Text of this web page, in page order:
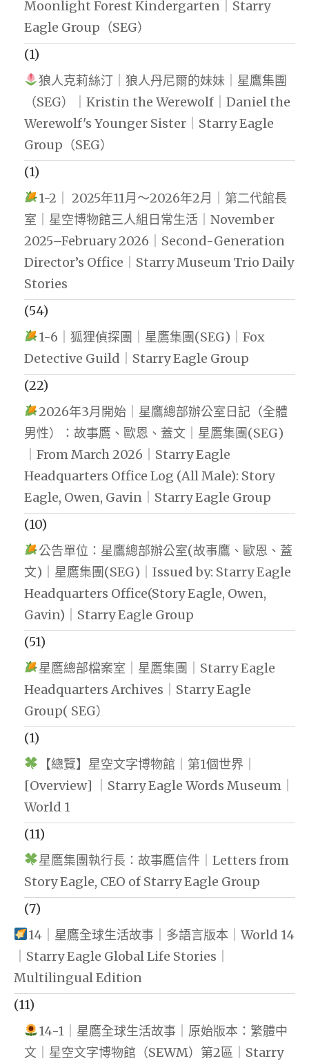
Moonlight Forest Kindergarten｜Starry
Eagle Group（SEG）
(1)
狼人克莉絲汀｜狼人丹尼爾的妹妹｜星鷹集團
（SEG）｜Kristin the Werewolf｜Daniel the
Werewolf's Younger Sister｜Starry Eagle
Group（SEG）
(1)
1-2｜ 2025年11月～2026年2月｜第二代館長
室｜星空博物館三人組日常生活｜November
2025–February 2026｜Second-Generation
Director’s Office｜Starry Museum Trio Daily
Stories
(54)
1-6｜狐狸偵探團｜星鷹集團(SEG)｜Fox
Detective Guild｜Starry Eagle Group
(22)
2026年3月開始｜星鷹總部辦公室日記（全體
男性）：故事鷹、歐恩、蓋文｜星鷹集團(SEG)
｜From March 2026｜Starry Eagle
Headquarters Office Log (All Male): Story
Eagle, Owen, Gavin｜Starry Eagle Group
(10)
公告單位：星鷹總部辦公室(故事鷹、歐恩、蓋
文)｜星鷹集團(SEG)｜Issued by: Starry Eagle
Headquarters Office(Story Eagle, Owen,
Gavin)｜Starry Eagle Group
(51)
星鷹總部檔案室｜星鷹集團｜Starry Eagle
Headquarters Archives｜Starry Eagle
Group( SEG）
(1)
【總覽】星空文字博物館｜第1個世界｜
[Overview] ｜Starry Eagle Words Museum｜
World 1
(11)
星鷹集團執行長：故事鷹信件｜Letters from
Story Eagle, CEO of Starry Eagle Group
(7)
14｜星鷹全球生活故事｜多語言版本｜World 14
｜Starry Eagle Global Life Stories｜
Multilingual Edition
(11)
14-1｜星鷹全球生活故事｜原始版本：繁體中
文｜星空文字博物館（SEWM）第2區｜Starry